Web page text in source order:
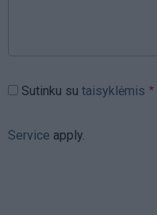
Sutinku su taisyklėmis
Service apply.